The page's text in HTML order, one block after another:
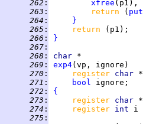
262 : xfree (p1),
263 : return (
264 :
}
265 : return
266 :
}
267 :
268 : char
269 : exp4
270 : register char
271 : bool
272 :
{
273 : register char
274 : register int i
275 :